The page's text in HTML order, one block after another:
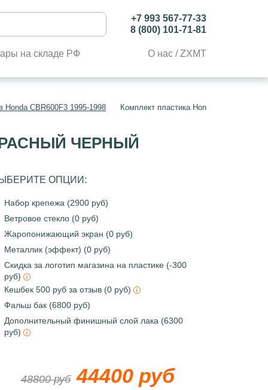
+7 993 567-77-33
8 (800) 101-71-81
на складе РФ О нас / ZXMT
Honda CBR600F3 1995-1998 Комплект пластика Honda CBR600F3
ЧЕРНЫЙ
ОПЦИИ:
Набор крепежа (2900 руб)
Ветровое стекло (0 руб)
Жаропонижающий экран (0 руб)
Металлик (эффект) (0 руб)
Скидка за логотип магазина на пластике (-300
руб)
Кешбек 500 руб за отзыв (0 руб)
Фальш бак (6800 руб)
Дополнительный финишный слой лака (6300
руб)
48800 руб 44400 руб